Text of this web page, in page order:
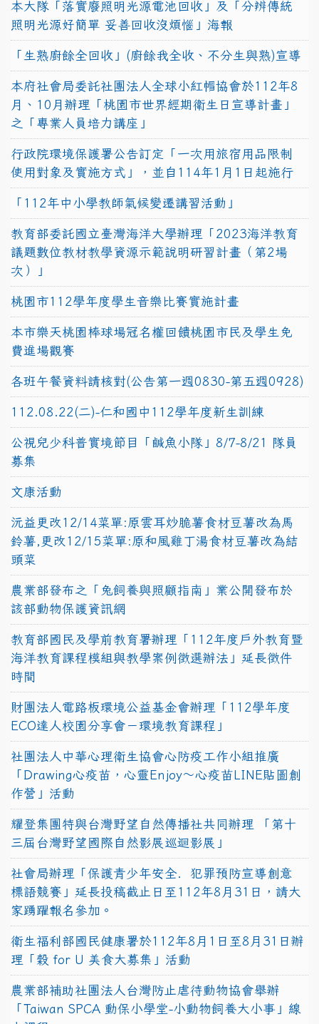
本大隊「落實廢照明光源電池回收」及「分辨傳統
照明光源好簡單 妥善回收沒煩惱」海報
「生熟廚餘全回收」(廚餘我全收、不分生與熟)宣導
本府社會局委託社團法人全球小紅帽協會於112年8
月、10月辦理「桃園市世界經期衛生日宣導計畫」
之「專業人員培力講座」
行政院環境保護署公告訂定「一次用旅宿用品限制
使用對象及實施方式」，並自114年1月1日起施行
「112年中小學教師氣候變遷講習活動」
教育部委託國立臺灣海洋大學辦理「2023海洋教育
議題數位教材教學資源示範說明研習計畫（第2場
次）」
桃園市112學年度學生音樂比賽實施計畫
本市樂天桃園棒球場冠名權回饋桃園市民及學生免
費進場觀賽
各班午餐資料請核對(公告第一週0830-第五週0928)
112.08.22(二)-仁和國中112學年度新生訓練
公視兒少科普實境節目「鹹魚小隊」8/7-8/21 隊員
募集
文康活動
沅益更改12/14菜單:原雲耳炒脆薯食材豆薯改為馬
鈴薯,更改12/15菜單:原和風雞丁湯食材豆薯改為結
頭菜
農業部發布之「兔飼養與照顧指南」業公開發布於
該部動物保護資訊網
教育部國民及學前教育署辦理「112年度戶外教育暨
海洋教育課程模組與教學案例徵選辦法」延長徵件
時間
財團法人電路板環境公益基金會辦理「112學年度
ECO達人校園分享會－環境教育課程」
社團法人中華心理衛生協會心防疫工作小組推廣
「Drawing心疫苗，心靈Enjoy〜心疫苗LINE貼圖創
作營」活動
耀登集團特與台灣野望自然傳播社共同辦理 「第十
三屆台灣野望國際自然影展巡迴影展」
社會局辦理「保護青少年安全．犯罪預防宣導創意
標語競賽」延長投稿截止日至112年8月31日，請大
家踴躍報名參加。
衛生福利部國民健康署於112年8月1日至8月31日辦
理「穀 for U 美食大募集」活動
農業部補助社團法人台灣防止虐待動物協會舉辦
「Taiwan SPCA 動保小學堂-小動物飼養大小事」線